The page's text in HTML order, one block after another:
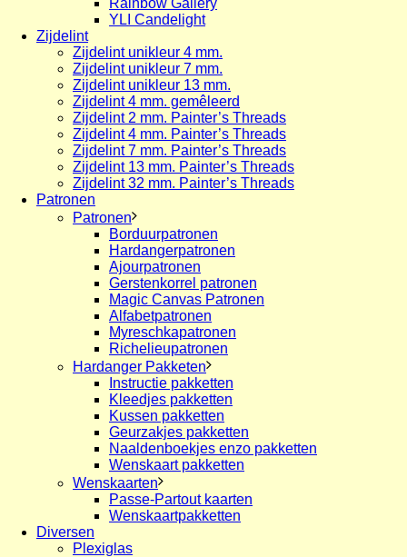
Rainbow Gallery
YLI Candelight
Zijdelint
Zijdelint unikleur 4 mm.
Zijdelint unikleur 7 mm.
Zijdelint unikleur 13 mm.
Zijdelint 4 mm. gemêleerd
Zijdelint 2 mm. Painter’s Threads
Zijdelint 4 mm. Painter’s Threads
Zijdelint 7 mm. Painter’s Threads
Zijdelint 13 mm. Painter’s Threads
Zijdelint 32 mm. Painter’s Threads
Patronen
Patronen
Borduurpatronen
Hardangerpatronen
Ajourpatronen
Gerstenkorrel patronen
Magic Canvas Patronen
Alfabetpatronen
Myreschkapatronen
Richelieupatronen
Hardanger Pakketen
Instructie pakketten
Kleedjes pakketten
Kussen pakketten
Geurzakjes pakketten
Naaldenboekjes enzo pakketten
Wenskaart pakketten
Wenskaarten
Passe-Partout kaarten
Wenskaartpakketten
Diversen
Plexiglas